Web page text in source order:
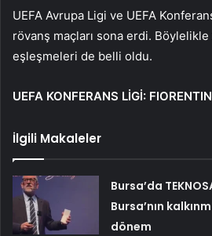
UEFA Avrupa Ligi ve UEFA
rövanş maçları sona erdi.
eşleşmeleri de belli oldu.
UEFA KONFERANS LİGİ:
İlgili Makaleler
Bursa’da
Bursa’nın
dönem